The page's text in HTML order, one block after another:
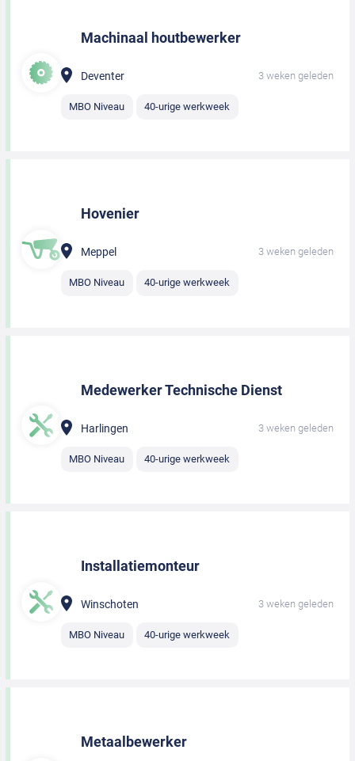
Machinaal houtbewerker
Deventer 3 weken geleden
MBO Niveau 40-urige werkweek
Hovenier
Meppel 3 weken geleden
MBO Niveau 40-urige werkweek
Medewerker Technische Dienst
Harlingen 3 weken geleden
MBO Niveau 40-urige werkweek
Installatiemonteur
Winschoten 3 weken geleden
MBO Niveau 40-urige werkweek
Metaalbewerker